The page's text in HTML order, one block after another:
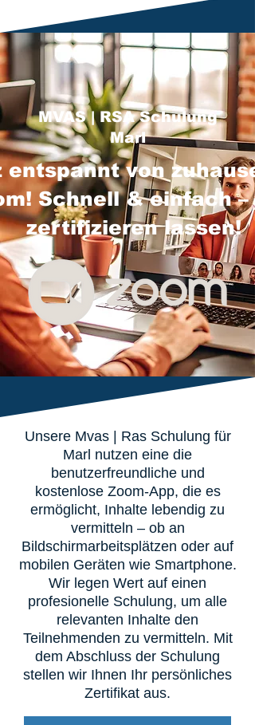
MVAS | RSA Schulung
Marl
entspannt von
Schnell & einfach –
zertifizieren lassen!
Unsere Mvas | Ras Schulung für
Marl nutzen eine die
benutzerfreundliche und
kostenlose Zoom-App, die es
ermöglicht, Inhalte lebendig zu
vermitteln – ob an
Bildschirmarbeitsplätzen oder auf
mobilen Geräten wie Smartphone.
Wir legen Wert auf einen
profesionelle Schulung, um alle
relevanten Inhalte den
Teilnehmenden zu vermitteln. Mit
dem Abschluss der Schulung
stellen wir Ihnen Ihr persönliches
Zertifikat aus.